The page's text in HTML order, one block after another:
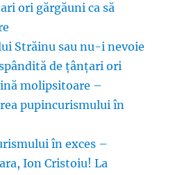
ori gărgăuni ca să
Străinu sau nu-i nevoie
de țânțari ori
molipsitoare –
pupincurismului în
în exces –
Ion Cristoiu! La